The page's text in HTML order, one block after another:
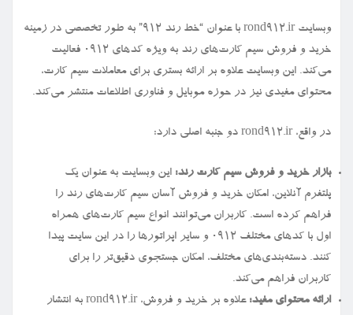
وبسایت rond912.ir با عنوان “خط رند ۹۱۲” به طور تخصصی در زمینه
خرید و فروش سیم کارت‌های رند به ویژه کدهای ۰۹۱۲ فعالیت
می‌کند. این وبسایت علاوه بر ارائه بستری برای معاملات سیم کارت،
محتوای مفیدی نیز در حوزه موبایل و فناوری اطلاعات منتشر می‌کند.
در واقع، rond912.ir دو جنبه اصلی دارد:
بازار خرید و فروش سیم کارت رند: این وبسایت به عنوان یک
پلتفرم آنلاین، امکان خرید و فروش آسان سیم کارت‌های رند را
فراهم کرده است. کاربران می‌توانند انواع سیم کارت‌های همراه
اول با کدهای مختلف ۰۹۱۲ و سایر اپراتورها را در این سایت پیدا
کنند. دسته‌بندی‌های مختلف، امکان جستجوی دقیق‌تر را برای
کاربران فراهم می‌کند.
ارائه محتوای مفید:
علاوه بر خرید و فروش، rond912.ir به انتشار